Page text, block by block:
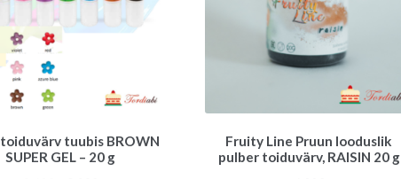
tuubis BROWN
SUPER GEL – 20 g
Fruity Line Pruun looduslik
pulber toiduvärv, RAISIN 20 g